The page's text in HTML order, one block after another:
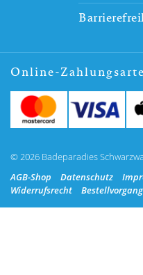
Online-
© 2026 Badeparadies
AGB-Shop
Datenschutz
Widerrufsrecht
Bestellvorgang